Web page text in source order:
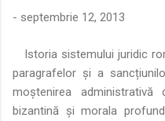
precizie profunzimea și
- septembrie 12, 2013
Istoria sistemului juridic
paragrafelor și a
moștenirea administrativă
bizantină și morala